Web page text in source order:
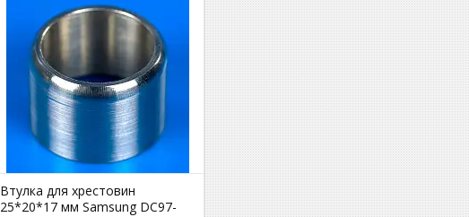
Втулка для хрестовин
25*20*17 мм Samsung DC97-